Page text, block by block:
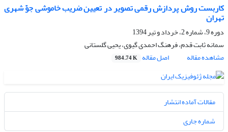
کاربست روش پردازش رقمی تصویر در تعیین ضریب خاموشی جوّ شهری
تهران
دوره 9، شماره 2، خرداد و تیر 1394
سمانه ثابت قدم، فرهنگ احمدی گیوی، یحیی گلستانی
مشاهده مقاله
اصل مقاله 984.74 K
مقالات آماده انتشار
شماره جاری